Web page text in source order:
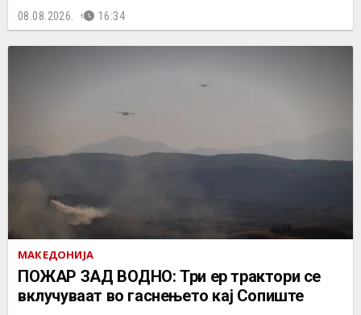
08.08.2026. 16:34
МАКЕДОНИЈА
ПОЖАР ЗАД ВОДНО: Три ер трактори се
вклучуваат во гаснењето кај Сопиште